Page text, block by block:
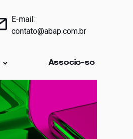
E-mail:
contato@abap.com.br
Associe-se